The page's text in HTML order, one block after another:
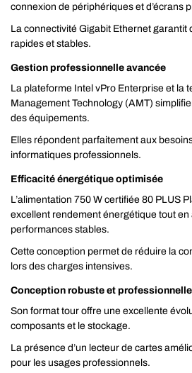
connexion de périphériques et d’écrans
La connectivité Gigabit Ethernet garantit
rapides et stables.
Gestion professionnelle avancée
La plateforme Intel vPro Enterprise et la
Management Technology (AMT)
des équipements.
Elles répondent parfaitement aux
informatiques professionnels.
Efficacité énergétique optimisée
L’alimentation 750 W certifiée 80 PLUS
excellent rendement énergétique tout en
performances stables.
Cette conception permet de réduire la
lors des charges intensives.
Conception robuste et professionnelle
Son format tour offre une excellente
composants et le stockage.
La présence d’un lecteur de cartes
pour les usages professionnels.